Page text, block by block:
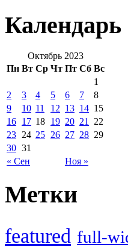
Календарь
Октябрь 2023
Пн Вт Ср Чт Пт Сб Вс
« Сен Ноя »
1
2
3 4 5 6 7
8
9
10 11 12 13 14 15
16 17 18 19 20 21
22
23 24 25 26 27 28 29
30 31
Метки
featured full-